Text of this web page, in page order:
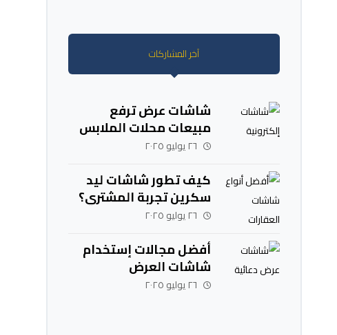
آخر المشاركات
شاشات عرض ترفع
مبيعات محلات الملابس
٢٦ يوليو ٢٠٢٥
كيف تطور شاشات ليد
سكرين تجربة المشتري؟
٢٦ يوليو ٢٠٢٥
أفضل مجالات إستخدام
شاشات العرض
الإلكترونية والإعلانية
٢٦ يوليو ٢٠٢٥